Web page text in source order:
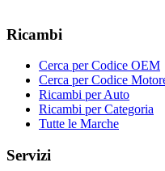
Ricambi
Cerca per Codice OEM
Cerca per Codice
Ricambi per Auto
Ricambi per Categoria
Tutte le Marche
Servizi